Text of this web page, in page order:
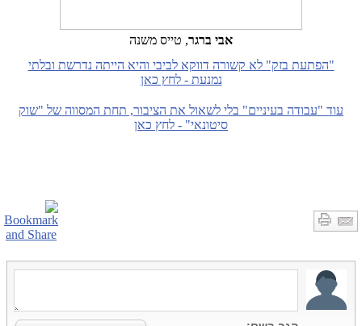
אבי ברגר, טייס משנה
"הפתעת בזק" לא קשורה דווקא לביבי והיא הייתה נדרשת ובלתי
נמנעת - לחץ כאן
עוד "עבודה בעיניים" בלי לשאול את הציבור, תחת המסווה של "שוק
סיטונאי" - לחץ כאן